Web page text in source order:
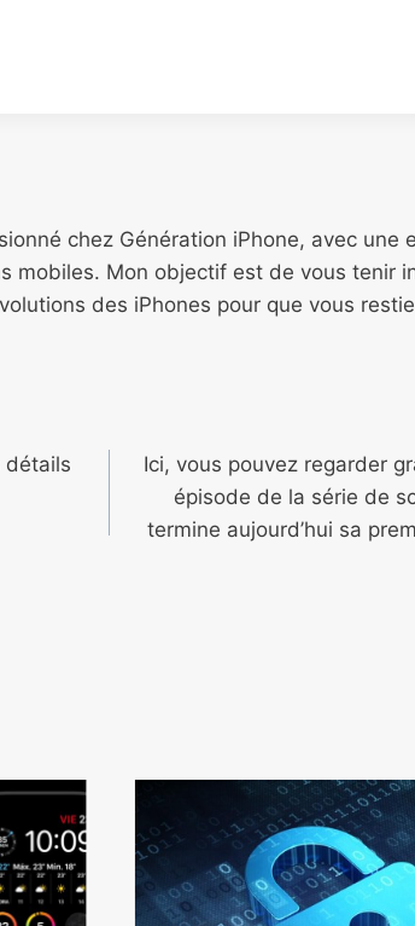
chez Génération iPhone, avec une
mobiles. Mon objectif est de vous tenir
des iPhones pour que vous
détails
Ici, vous pouvez regarder
épisode de la série de
termine aujourd’hui sa